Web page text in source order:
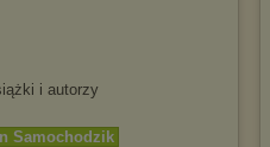
i autorzy
Samochodzik